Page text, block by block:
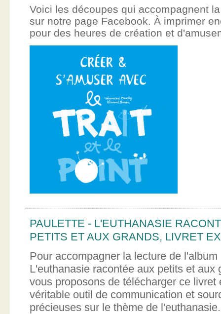
Voici les découpes qui accompagnent
sur notre page Facebook. À imprimer
pour des heures de création et
PAULETTE - L'EUTHANASIE
PETITS ET AUX GRANDS, LIVRET
Pour accompagner la lecture de
L'euthanasie racontée aux petits et aux
vous proposons de télécharger ce livret
véritable outil de communication et
précieuses sur le thème de l'euthanasie.